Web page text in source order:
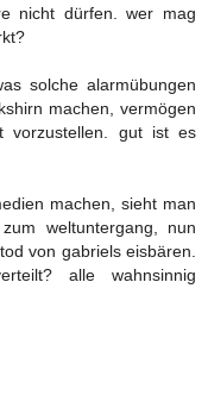
nicht dürfen. wer mag
solche alarmübungen
machen, vermögen
vorzustellen. gut ist es
machen, sieht man
weltuntergang, nun
von gabriels eisbären.
alle wahnsinnig